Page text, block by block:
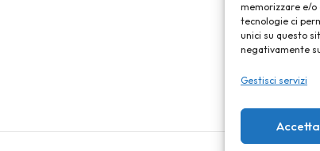
memorizzare e/o
tecnologie ci
unici su questo
negativamente
Gestisci servizi
Accetta